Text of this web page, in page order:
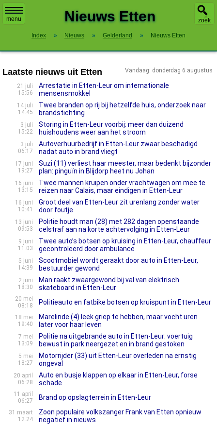
menu zoek
Nieuws Etten
Index » Nieuws » Gelderland » Nieuws Etten
Vandaag: donderdag 6 augustus
Laatste nieuws uit Etten
21 juli
15:56
Arrestatie in Etten-Leur om internationale
mensensmokkel
14 juli
14:45
Twee branden op rij bij hetzelfde huis, onderzoek naar
brandstichting
3 juli
15:22
Storing in Etten-Leur voorbij: meer dan duizend
huishoudens weer aan het stroom
3 juli
06:17
Autoverhuurbedrijf in Etten-Leur zwaar beschadigd
nadat auto in brand vliegt
17 juni
19:27
Suzi (11) verliest haar meester, maar bedenkt bijzonder
plan: pinguïn in Blijdorp heet nu Johan
16 juni
13:15
Twee mannen kruipen onder vrachtwagen om mee te
reizen naar Calais, maar eindigen in Etten-Leur
16 juni
10:41
Groot deel van Etten-Leur zit urenlang zonder water
door foutje
13 juni
09:53
Politie houdt man (28) met 282 dagen openstaande
celstraf aan na korte achtervolging in Etten-Leur
9 juni
11:03
Twee auto’s botsen op kruising in Etten-Leur, chauffeur
gecontroleerd door ambulance
5 juni
14:39
Scootmobiel wordt geraakt door auto in Etten-Leur,
bestuurder gewond
2 juni
18:30
Man raakt zwaargewond bij val van elektrisch
skateboard in Etten-Leur
20 mei
08:18
Politieauto en fatbike botsen op kruispunt in Etten-Leur
18 mei
19:40
Marelinde (4) leek griep te hebben, maar vocht uren
later voor haar leven
7 mei
13:09
Politie na uitgebrande auto in Etten-Leur: voertuig
bewust in park neergezet en in brand gestoken
5 mei
18:27
Motorrijder (33) uit Etten-Leur overleden na ernstig
ongeval
20 april
06:28
Auto en busje klappen op elkaar in Etten-Leur, forse
schade
11 april
06:27
Brand op opslagterrein in Etten-Leur
31 maart
12:24
Zoon populaire volkszanger Frank van Etten opnieuw
negatief in nieuws